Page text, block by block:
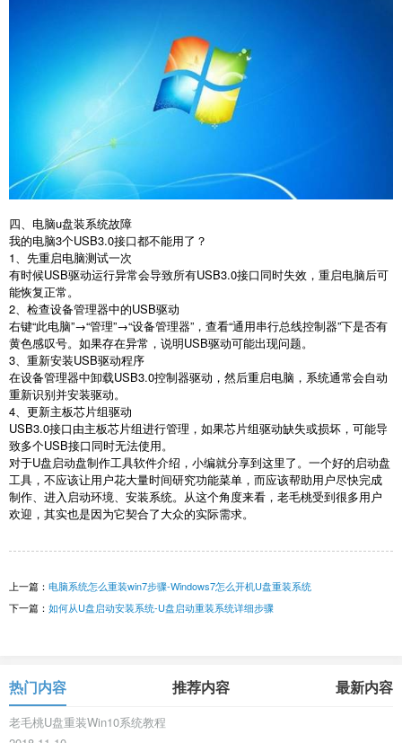
四、电脑u盘装系统故障
我的电脑3个USB3.0接口都不能用了？
1、先重启电脑测试一次
有时候USB驱动运行异常会导致所有USB3.0接口同时失效，重启电脑后可
能恢复正常。
2、检查设备管理器中的USB驱动
右键“此电脑”→“管理”→“设备管理器”，查看“通用串行总线控制器”下是否有
黄色感叹号。如果存在异常，说明USB驱动可能出现问题。
3、重新安装USB驱动程序
在设备管理器中卸载USB3.0控制器驱动，然后重启电脑，系统通常会自动
重新识别并安装驱动。
4、更新主板芯片组驱动
USB3.0接口由主板芯片组进行管理，如果芯片组驱动缺失或损坏，可能导
致多个USB接口同时无法使用。
对于U盘启动盘制作工具软件介绍，小编就分享到这里了。一个好的启动盘
工具，不应该让用户花大量时间研究功能菜单，而应该帮助用户尽快完成
制作、进入启动环境、安装系统。从这个角度来看，老毛桃受到很多用户
欢迎，其实也是因为它契合了大众的实际需求。
上一篇： 电脑系统怎么重装win7步骤-Windows7怎么开机U盘重装系统
下一篇： 如何从U盘启动安装系统-U盘启动重装系统详细步骤
热门内容 推荐内容 最新内容
老毛桃U盘重装Win10系统教程